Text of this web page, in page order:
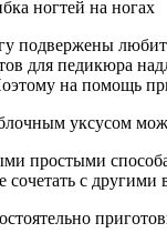
подвержены
для педикюра
на помощь
уксусом
простыми
с